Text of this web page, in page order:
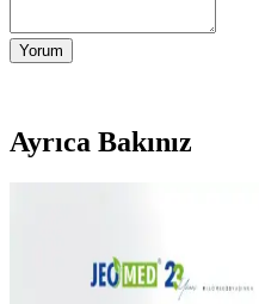
Yorum
Ayrıca Bakınız
Saç sağlığını koruyan